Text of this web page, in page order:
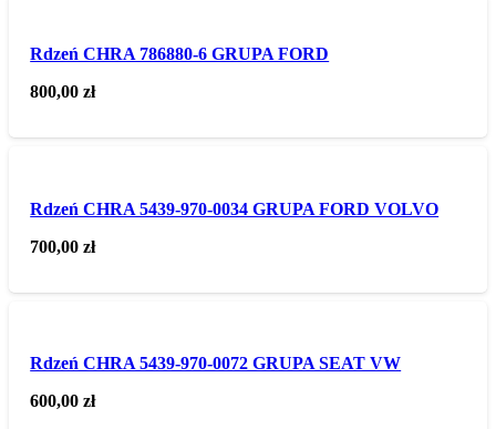
Rdzeń CHRA 786880-6 GRUPA FORD
800,00zł
Rdzeń CHRA 5439-970-0034 GRUPA FORD VOLVO
700,00zł
Rdzeń CHRA 5439-970-0072 GRUPA SEAT VW
600,00zł